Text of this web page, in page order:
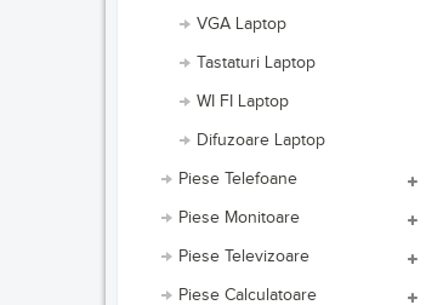
VGA Laptop
Tastaturi Laptop
WI FI Laptop
Difuzoare Laptop
Piese Telefoane
Piese Monitoare
Piese Televizoare
Piese Calculatoare